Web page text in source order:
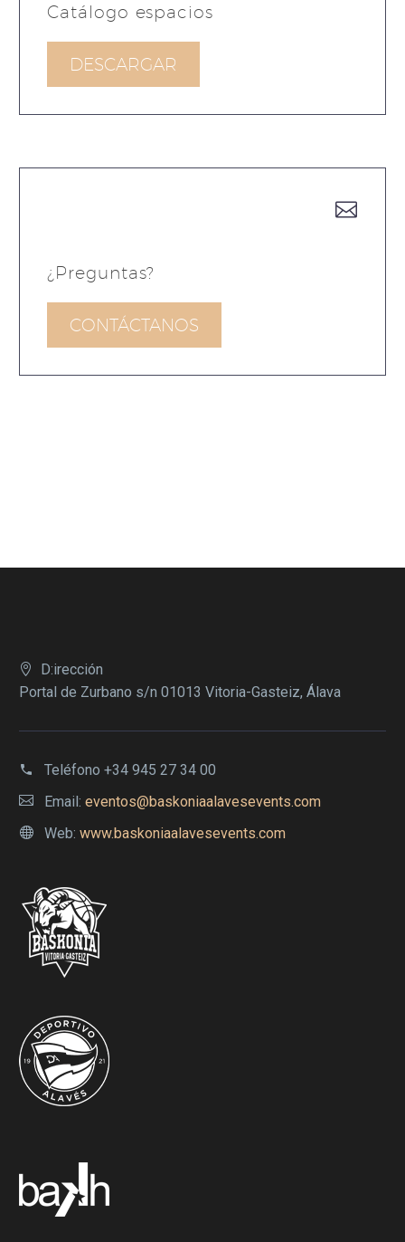
Catálogo espacios
DESCARGAR


¿Preguntas?
CONTÁCTANOS
D:irección
Portal de Zurbano s/n 01013 Vitoria-Gasteiz, Álava
Teléfono +34 945 27 34 00
Email: eventos@baskoniaalavesevents.com
Web: www.baskoniaalavesevents.com